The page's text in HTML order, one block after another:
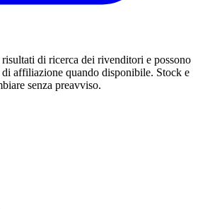
di ricerca dei rivenditori e possono
affiliazione quando disponibile. Stock e
senza preavviso.